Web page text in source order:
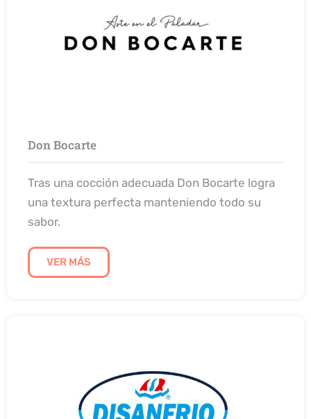
Don Bocarte
Tras una cocción adecuada Don Bocarte logra
una textura perfecta manteniendo todo su
sabor.
VER MÁS